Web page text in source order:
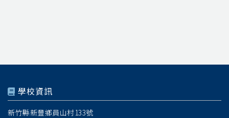
學校資訊
新竹縣新豐鄉員山村133號